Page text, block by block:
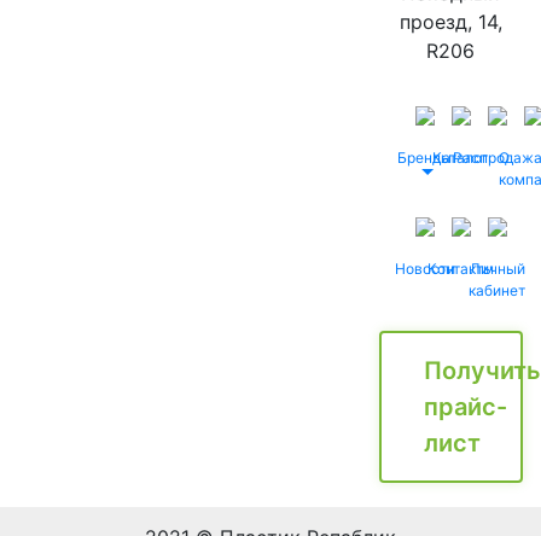
проезд, 14,
R206
БрендыКаталог
Распродажа
О
НовостиКонтактыЛичный
кабинет
Получить
прайс-
лист